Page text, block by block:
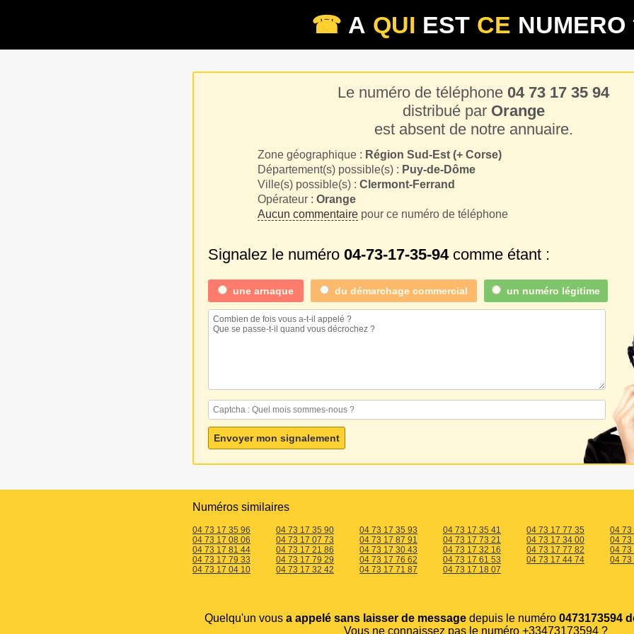
☎ A QUI EST CE NUMERO
Le numéro de téléphone 04 73 17 35 94
distribué par Orange
est absent de notre annuaire.
Zone géographique : Région Sud-Est (+ Corse)
Département(s) possible(s) : Puy-de-Dôme
Ville(s) possible(s) : Clermont-Ferrand
Opérateur : Orange
Aucun commentairepour ce numéro de téléphone
Signalez le numéro 04-73-17-35-94comme étant :
une arnaque du démarchage commercial un numéro légitime
Numéros similaires
04 73 17 35 96 04 73 17 35 90 04 73 17 35 93 04 73 17 35 41 04 73 17 77 35
04 73
04 73 17 08 06
04 73 17 07 73 04 73 17 87 91 04 73 17 73 21 04 73 17 34 00
04 73
04 73 17 81 44
04 73 17 21 86 04 73 17 30 43 04 73 17 32 16 04 73 17 77 82
04 73
04 73 17 79 33
04 73 17 79 29 04 73 17 76 62 04 73 17 61 53 04 73 17 44 74
04 73
04 73 17 04 10
04 73 17 32 42 04 73 17 71 87 04 73 17 18 07
Quelqu'un vous a appelé sans laisser de message depuis le numéro 0473173594
Vous ne connaissez pas le numéro +33473173594 ?